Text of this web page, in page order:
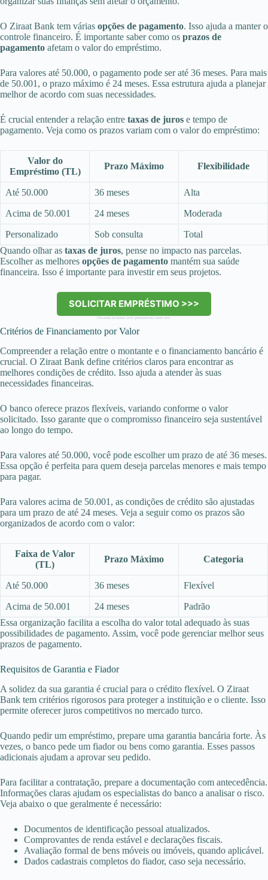
O Ziraat Bank tem várias opções de pagamento. Isso ajuda a manter o
controle financeiro. É importante saber como os prazos de
pagamento afetam o valor do empréstimo.
Para valores até 50.000, o pagamento pode ser até 36 meses. Para mais
de 50.001, o prazo máximo é 24 meses. Essa estrutura ajuda a planejar
melhor de acordo com suas necessidades.
É crucial entender a relação entre taxas de juros e tempo de
pagamento. Veja como os prazos variam com o valor do empréstimo:
Valor do
Empréstimo (TL)
Prazo Máximo Flexibilidade
Até 50.000 36 meses Alta
Acima de 50.001 24 meses Moderada
Personalizado Sob consulta
Total
Quando olhar as taxas de juros, pense no impacto nas parcelas.
Escolher as melhores opções de pagamento mantém sua saúde
financeira. Isso é importante para investir em seus projetos.
SOLICITAR EMPRÉSTIMO >>>
Clicando no botão você permanecerá neste site.
Critérios de Financiamento por Valor
Compreender a relação entre o montante e o financiamento bancário é
crucial. O Ziraat Bank define critérios claros para encontrar as
melhores condições de crédito. Isso ajuda a atender às suas
necessidades financeiras.
O banco oferece prazos flexíveis, variando conforme o valor
solicitado. Isso garante que o compromisso financeiro seja sustentável
ao longo do tempo.
Para valores até 50.000, você pode escolher um prazo de até 36 meses.
Essa opção é perfeita para quem deseja parcelas menores e mais tempo
para pagar.
Para valores acima de 50.001, as condições de crédito são ajustadas
para um prazo de até 24 meses. Veja a seguir como os prazos são
organizados de acordo com o valor:
Faixa de Valor
(TL)
Prazo Máximo Categoria
Até 50.000 36 meses Flexível
Acima de 50.001 24 meses
Padrão
Essa organização facilita a escolha do valor total adequado às suas
possibilidades de pagamento. Assim, você pode gerenciar melhor seus
prazos de pagamento.
Requisitos de Garantia e Fiador
A solidez da sua garantia é crucial para o crédito flexível. O Ziraat
Bank tem critérios rigorosos para proteger a instituição e o cliente. Isso
permite oferecer juros competitivos no mercado turco.
Quando pedir um empréstimo, prepare uma garantia bancária forte. Às
vezes, o banco pede um fiador ou bens como garantia. Esses passos
adicionais ajudam a aprovar seu pedido.
Para facilitar a contratação, prepare a documentação com antecedência.
Informações claras ajudam os especialistas do banco a analisar o risco.
Veja abaixo o que geralmente é necessário:
Documentos de identificação pessoal atualizados.
Comprovantes de renda estável e declarações fiscais.
Avaliação formal de bens móveis ou imóveis, quando aplicável.
Dados cadastrais completos do fiador, caso seja necessário.